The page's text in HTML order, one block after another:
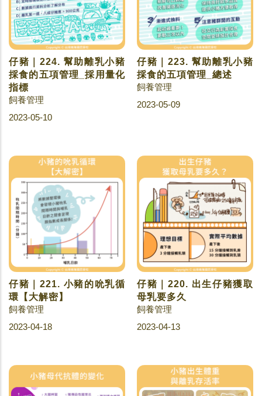
仔豬｜224. 幫助離乳小豬
採食的五項管理_採用量化
指標
飼養管理
2023-05-10
仔豬｜223. 幫助離乳小豬
採食的五項管理_總述
飼養管理
2023-05-09
仔豬｜221. 小豬的吮乳循
環【大解密】
飼養管理
2023-04-18
仔豬｜220. 出生仔豬獲取
母乳要多久
飼養管理
2023-04-13